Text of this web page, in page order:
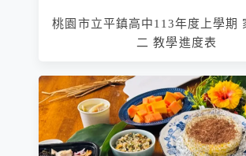
桃園市立平鎮高中113年度上學期
二 教學進度表